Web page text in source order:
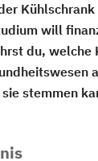
will
du, welche
stemmen